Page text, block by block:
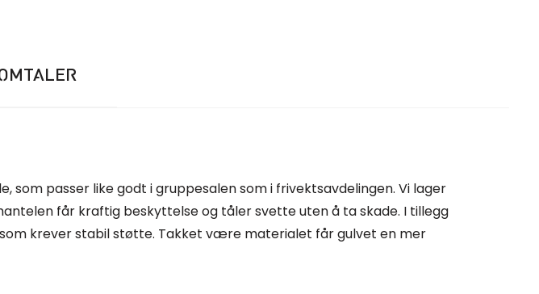
passer like godt i gruppesalen som i frivektsavdelingen. Vi lager
får kraftig beskyttelse og tåler svette uten å ta skade. I tillegg
krever stabil støtte. Takket være materialet får gulvet en mer